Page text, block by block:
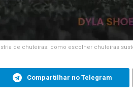
de chuteiras: como escolher chuteiras
Compartilhar no Telegram